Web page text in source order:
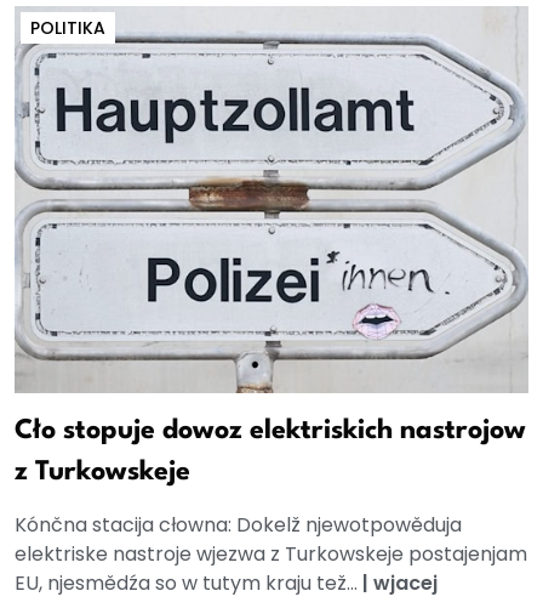
POLITIKA
Cło stopuje dowoz elektriskich nastrojow
z Turkowskeje
Kónčna stacija cłowna: Dokelž njewotpowěduja
elektriske nastroje wjezwa z Turkowskeje postajenjam
EU, njesmědźa so w tutym kraju tež... | wjacej